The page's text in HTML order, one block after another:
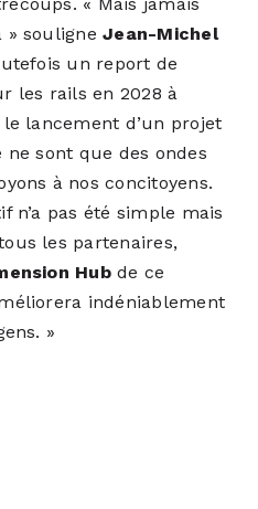
» souligneJean-Michel
un report de
les rails en 2028 à
lancement d’un projet
sont que des ondes
à nos concitoyens.
n’a pas été simple mais
les partenaires,
Hubde ce
indéniablement
»